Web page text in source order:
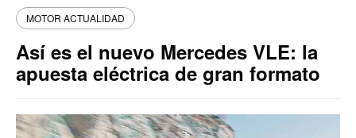
MOTOR ACTUALIDAD
Así es el nuevo Mercedes VLE: la
apuesta eléctrica de gran formato